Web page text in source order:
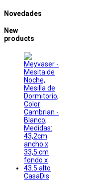
Novedades
New
products
CasaDis